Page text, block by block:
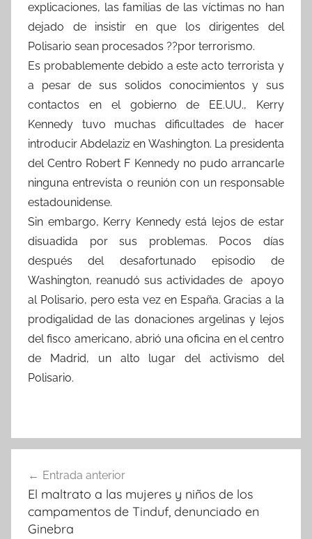
explicaciones, las familias de las víctimas no han
dejado de insistir en que los dirigentes del
Polisario sean procesados ??por terrorismo.
Es probablemente debido a este acto terrorista y
a pesar de sus solidos conocimientos y sus
contactos en el gobierno de EE.UU., Kerry
Kennedy tuvo muchas dificultades de hacer
introducir Abdelaziz en Washington. La presidenta
del Centro Robert F Kennedy no pudo arrancarle
ninguna entrevista o reunión con un responsable
estadounidense.
Sin embargo, Kerry Kennedy está lejos de estar
disuadida por sus problemas. Pocos días
después del desafortunado episodio de
Washington, reanudó sus actividades de apoyo
al Polisario, pero esta vez en España. Gracias a la
prodigalidad de las donaciones argelinas y lejos
del fisco americano, abrió una oficina en el centro
de Madrid, un alto lugar del activismo del
Polisario.
de
entradas
Entrada anterior
El maltrato a las mujeres y niños de los
campamentos de Tinduf, denunciado en
Ginebra